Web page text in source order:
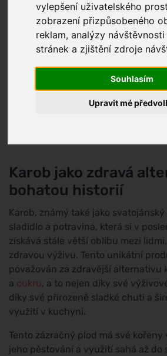
vylepšení uživatelského
zobrazení přizpůsobeného
reklam, analýzy
stránek a zjištění zdroje
Souhlasím
Upravit mé
Karob jako zdravá
bohatou historií
Karob, známý také jako
sladidlo a potravina, která si v
získává stále větší oblibu mezi
zdravou výživu. Tento unikátní
považován za zdravější alternativu
a cukru, a to nejen díky své
díky své přirozeně sladké chuti a
využití v kuchyni.
Tento zázračný plod má své kořeny
jeho pěstování a využití sahá až do